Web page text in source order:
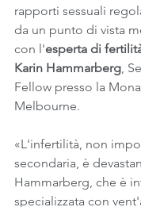
rapporti sessuali
da un punto di vista
con l'esperta di
Karin Hammarberg,
Fellow presso la
Melbourne.
«L'infertilità, non
secondaria, è
Hammarberg, che è
specializzata con